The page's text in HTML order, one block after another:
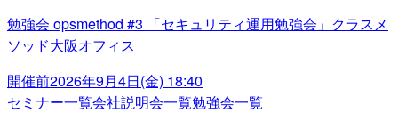
勉強会 opsmethod #3 「セキュリティ運用勉強会」クラスメ
ソッド大阪オフィス
開催前2026年9月4日(金) 18:40
セミナー一覧会社説明会一覧勉強会一覧